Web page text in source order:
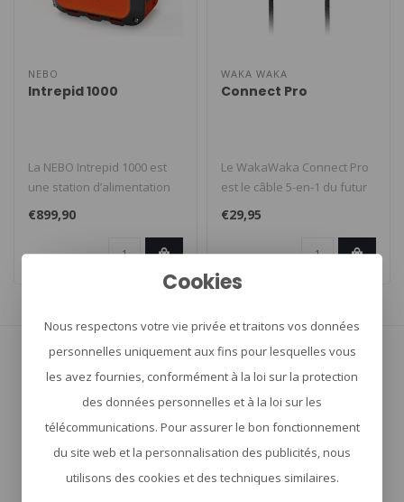
NEBO
Intrepid 1000
La NEBO Intrepid 1000 est
une station d’alimentation
portable puissante, idéa..
€899,90
WAKA WAKA
Connect Pro
Le WakaWaka Connect Pro
est le câble 5-en-1 du futur
pour tous vos appareils. A..
€29,95
Affiche 1-16de 17
Afficher plus
Cookies
Nous respectons votre vie privée et traitons vos données
personnelles uniquement aux fins pour lesquelles vous
les avez fournies, conformément à la loi sur la protection
des données personnelles et à la loi sur les
télécommunications. Pour assurer le bon fonctionnement
du site web et la personnalisation des publicités, nous
utilisons des cookies et des techniques similaires.